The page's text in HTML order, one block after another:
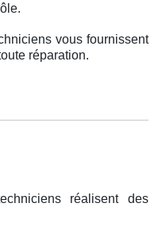
vous fournissent
réparation.
réalisent des